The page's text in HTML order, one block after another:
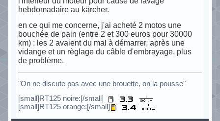
hebdomadaire au kärcher.
en ce qui me concerne, j'ai acheté 2 motos une
bouchée de pain (entre 2 et 300 euros pour 30000
km) : les 2 avaient du mal à démarrer, après une
vidange et un règlage du câble d'embrayage, plus
de problème.
"On ne discute pas avec une brouette, on la pousse"
[small]RT125 noire:[/small]
[small]RT125 orange:[/small]